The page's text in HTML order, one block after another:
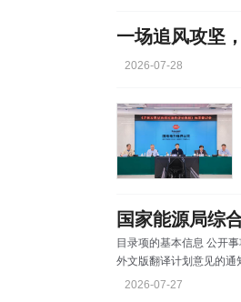
一场追风攻坚
2026-07-28
目录项的基本信息 公开事项名称: 国家能源局综合司关于公开征求2026年能源领域拟
2026-07-27